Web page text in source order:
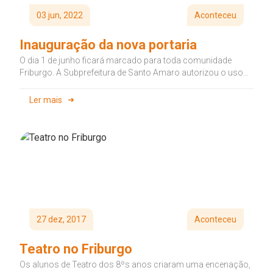
03 jun, 2022 Aconteceu
Inauguração da nova portaria
O dia 1 de junho ficará marcado para toda comunidade
Friburgo. A Subprefeitura de Santo Amaro autorizou o uso
Ler mais
27 dez, 2017 Aconteceu
Teatro no Friburgo
Os alunos de Teatro dos 8ºs anos criaram uma encenação,